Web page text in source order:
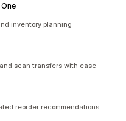
inventory planning
scan transfers with ease
reorder recommendations.